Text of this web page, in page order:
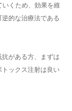
いくため、効果を維
的な治療法である
がある方、まずは
ックス注射は良い